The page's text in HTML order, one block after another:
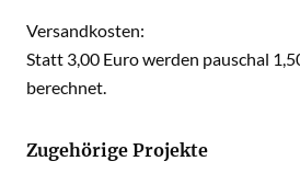
Versandkosten:
Statt 3,00 Euro werden pauschal
berechnet.
Zugehörige Projekte